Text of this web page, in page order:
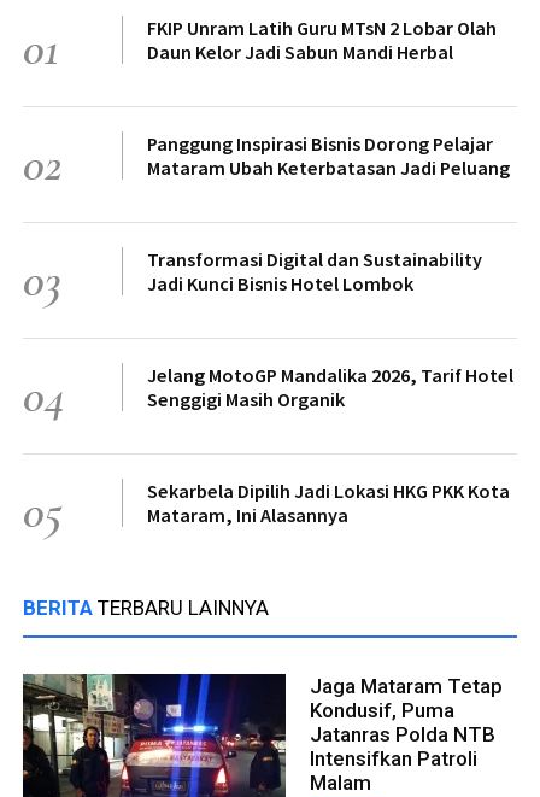
01
FKIP Unram Latih Guru MTsN 2 Lobar Olah
Daun Kelor Jadi Sabun Mandi Herbal
02
Panggung Inspirasi Bisnis Dorong Pelajar
Mataram Ubah Keterbatasan Jadi Peluang
03
Transformasi Digital dan Sustainability
Jadi Kunci Bisnis Hotel Lombok
04
Jelang MotoGP Mandalika 2026, Tarif Hotel
Senggigi Masih Organik
05
Sekarbela Dipilih Jadi Lokasi HKG PKK Kota
Mataram, Ini Alasannya
BERITA TERBARU LAINNYA
Jaga Mataram Tetap
Kondusif, Puma
Jatanras Polda NTB
Intensifkan Patroli
Malam